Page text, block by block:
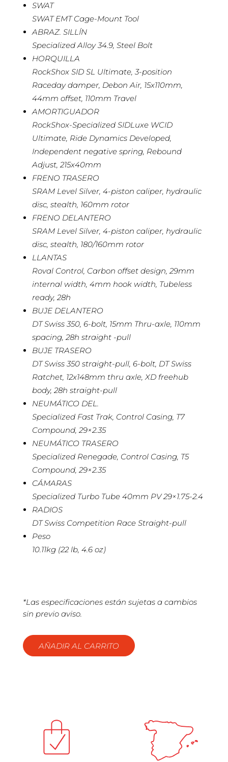
SWAT
SWAT EMT Cage-Mount Tool
ABRAZ. SILLÍN
Specialized Alloy 34.9, Steel Bolt
HORQUILLA
RockShox SID SL Ultimate, 3-position
Raceday damper, Debon Air, 15x110mm,
44mm offset, 110mm Travel
AMORTIGUADOR
RockShox-Specialized SIDLuxe WCID
Ultimate, Ride Dynamics Developed,
Independent negative spring, Rebound
Adjust, 215x40mm
FRENO TRASERO
SRAM Level Silver, 4-piston caliper, hydraulic
disc, stealth, 160mm rotor
FRENO DELANTERO
SRAM Level Silver, 4-piston caliper, hydraulic
disc, stealth, 180/160mm rotor
LLANTAS
Roval Control, Carbon offset design, 29mm
internal width, 4mm hook width, Tubeless
ready, 28h
BUJE DELANTERO
DT Swiss 350, 6-bolt, 15mm Thru-axle, 110mm
spacing, 28h straight -pull
BUJE TRASERO
DT Swiss 350 straight-pull, 6-bolt, DT Swiss
Ratchet, 12x148mm thru axle, XD freehub
body, 28h straight-pull
NEUMÁTICO DEL.
Specialized Fast Trak, Control Casing, T7
Compound, 29×2.35
NEUMÁTICO TRASERO
Specialized Renegade, Control Casing, T5
Compound, 29×2.35
CÁMARAS
Specialized Turbo Tube 40mm PV 29×1.75-2.4
RADIOS
DT Swiss Competition Race Straight-pull
Peso
10.11kg (22 lb, 4.6 oz)
*Las especificaciones están sujetas a cambios
sin previo aviso.
AÑADIR AL CARRITO